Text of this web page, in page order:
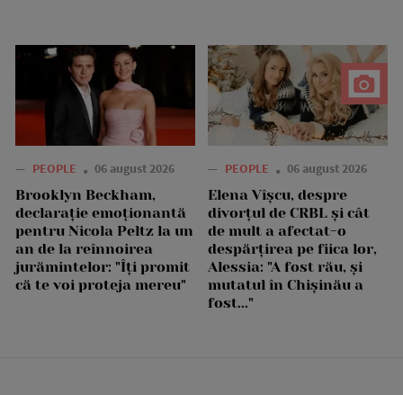
— PEOPLE 06 august 2026
Brooklyn Beckham,
declarație emoționantă
pentru Nicola Peltz la un
an de la reînnoirea
jurămintelor: "Îți promit
că te voi proteja mereu"
— PEOPLE 06 august 2026
Elena Vîșcu, despre
divorțul de CRBL și cât
de mult a afectat-o
despărțirea pe fiica lor,
Alessia: "A fost rău, și
mutatul în Chișinău a
fost..."